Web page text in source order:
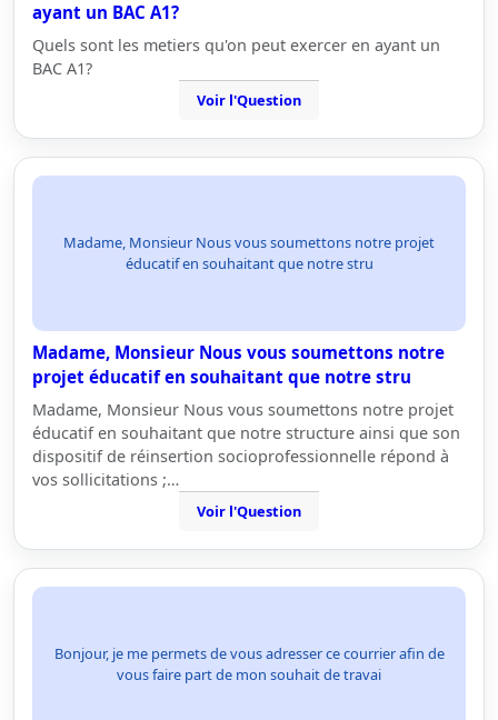
ayant un BAC A1?
Quels sont les metiers qu'on peut exercer en ayant un
BAC A1?
Voir l'Question
Madame, Monsieur Nous vous soumettons notre projet
éducatif en souhaitant que notre stru
Madame, Monsieur Nous vous soumettons notre
projet éducatif en souhaitant que notre stru
Madame, Monsieur Nous vous soumettons notre projet
éducatif en souhaitant que notre structure ainsi que son
dispositif de réinsertion socioprofessionnelle répond à
vos sollicitations ;…
Voir l'Question
Bonjour, je me permets de vous adresser ce courrier afin de
vous faire part de mon souhait de travai